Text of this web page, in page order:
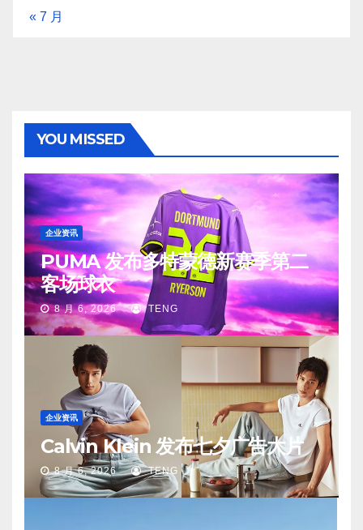
« 7 月
YOU MISSED
企业资讯
PUMA 发布多特蒙德新赛季第二
客场球衣
8 月 6, 2026 TENG
企业资讯
Calvin Klein 发布七夕广告大片
8 月 6, 2026 TENG